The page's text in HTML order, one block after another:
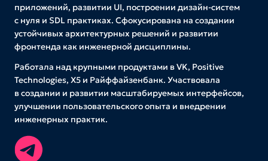
приложений, развитии UI, построении дизайн-систем
с нуля и SDL практиках. Сфокусирована на создании
устойчивых архитектурных решений и развитии
фронтенда как инженерной дисциплины.
Работала над крупными продуктами в VK, Positive
Technologies, X5 и Райффайзенбанк. Участвовала
в создании и развитии масштабируемых интерфейсов,
улучшении пользовательского опыта и внедрении
инженерных практик.